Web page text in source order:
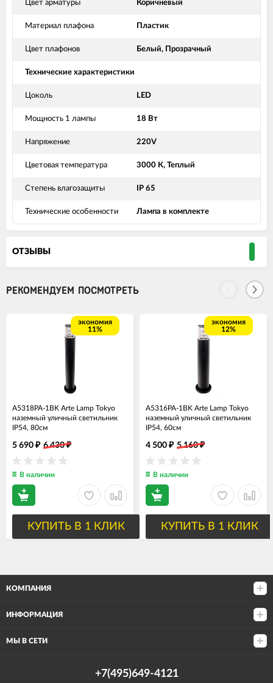
Цвет арматуры Коричневый
Материал плафона Пластик
Цвет плафонов Белый, Прозрачный
Технические характеристики
Цоколь LED
Мощность 1 лампы 18 Вт
Напряжение 220V
Цветовая температура 3000 К, Теплый
Степень влагозащиты IP 65
Технические особенности Лампа в комплекте
ОТЗЫВЫ
РЕКОМЕНДУЕМ ПОСМОТРЕТЬ
экономия
11%
A5318PA-1BK Arte Lamp Tokyo
наземный уличный светильник
IP54, 80см
5 690 ₽ 6 430₽
В наличии
КУПИТЬ В 1 КЛИК
экономия
12%
A5316PA-1BK Arte Lamp Tokyo
наземный уличный светильник
IP54, 60см
4 500 ₽ 5 160₽
В наличии
КУПИТЬ В 1 КЛИК
КОМПАНИЯ
ИНФОРМАЦИЯ
МЫ В СЕТИ
+7(495)649-4121